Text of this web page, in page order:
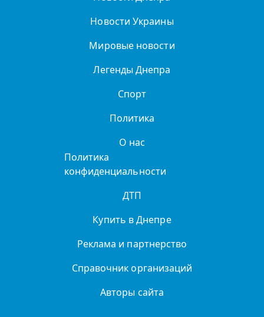
Новости Украины
Мировые новости
Легенды Днепра
Спорт
Политика
О нас
Политика
конфиденциальности
ДТП
Купить в Днепре
Реклама и партнерство
Справочник организаций
Авторы сайта